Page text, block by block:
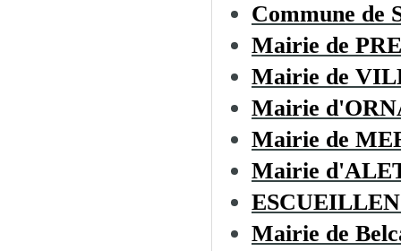
Commune de
Mairie de
Mairie de
Mairie
Mairie de
Mairie
Mairie de